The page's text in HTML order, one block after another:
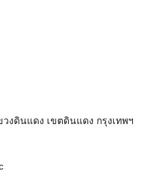
งดินแดง เขตดินแดง กรุงเทพฯ